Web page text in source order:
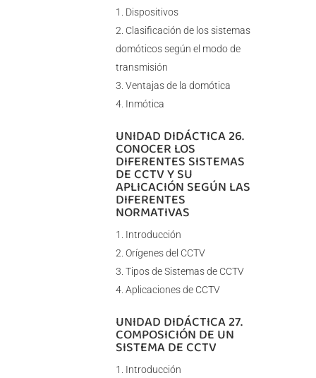
Dispositivos
Clasificación de los sistemas
domóticos según el modo de
transmisión
Ventajas de la domótica
Inmótica
UNIDAD DIDÁCTICA 26.
CONOCER LOS
DIFERENTES SISTEMAS
DE CCTV Y SU
APLICACIÓN SEGÚN LAS
DIFERENTES
NORMATIVAS
Introducción
Orígenes del CCTV
Tipos de Sistemas de CCTV
Aplicaciones de CCTV
UNIDAD DIDÁCTICA 27.
COMPOSICIÓN DE UN
SISTEMA DE CCTV
Introducción